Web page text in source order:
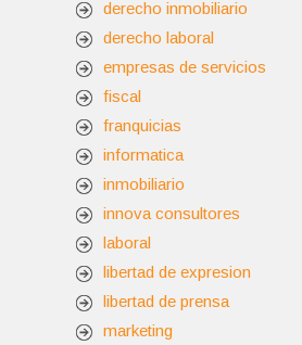
derecho inmobiliario
derecho laboral
empresas de servicios
fiscal
franquicias
informatica
inmobiliario
innova consultores
laboral
libertad de expresion
libertad de prensa
marketing